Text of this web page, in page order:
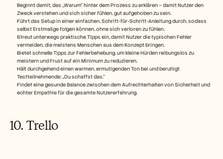
Beginnt damit, das „Warum“ hinter dem Prozess zu erklären – damit Nutzer den
Zweck verstehen und sich sicher fühlen, gut aufgehoben zu sein.
Führt das Setup in einer einfachen, Schritt-für-Schritt-Anleitung durch, sodass
selbst Erstmalige folgen können, ohne sich verloren zu fühlen.
Streut unterwegs praktische Tipps ein, damit Nutzer die typischen Fehler
vermeiden, die meistens Menschen aus dem Konzept bringen.
Bietet schnelle Tipps zur Fehlerbehebung, um kleine Hürden reibungslos zu
meistern und Frust auf ein Minimum zu reduzieren.
Hält durchgehend einen warmen, ermutigenden Ton bei und beruhigt
Testteilnehmende: „Du schaffst das.“
Findet eine gesunde Balance zwischen dem Aufrechterhalten von Sicherheit und
echter Empathie für die gesamte Nutzererfahrung.
10. Trello